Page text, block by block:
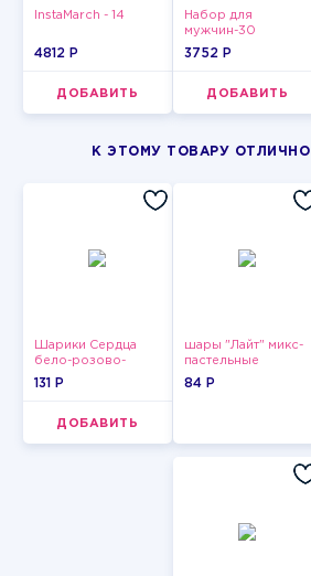
InstaMarch - 14
4812 P
ДОБАВИТЬ
Набор для
мужчин-30
3752 P
ДОБАВИТЬ
К ЭТОМУ ТОВАРУ
Шарики Сердца
бело-розово-
красные
131 P
ДОБАВИТЬ
шары "Лайт" микс-
пастельные
84 P